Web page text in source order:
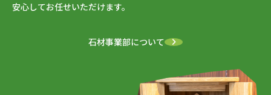
安心してお任せいただけます。
石材事業部について